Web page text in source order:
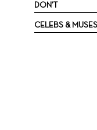
DON’T
CELEBS &